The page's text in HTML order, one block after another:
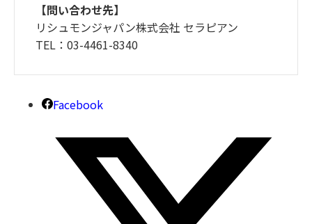
【問い合わせ先】
リシュモンジャパン株式会社 セラピアン
TEL：03-4461-8340
Facebook